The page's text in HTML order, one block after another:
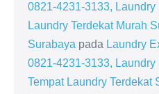
0821-4231-3133,
Laundry Terdekat Murah
Surabaya pada Laundry
0821-4231-3133,
Tempat Laundry Terdekat